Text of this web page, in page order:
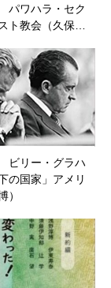
パワハラ・セク
ト教会（久保…
ビリー・グラハ
の国家」アメリ
）